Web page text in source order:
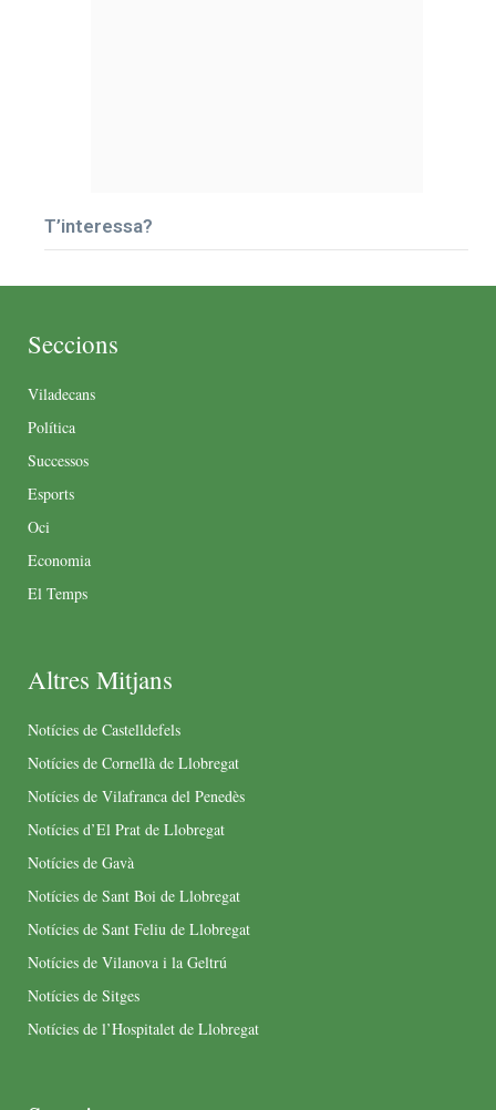
T’interessa?
Seccions
Viladecans
Política
Successos
Esports
Oci
Economia
El Temps
Altres Mitjans
Notícies de Castelldefels
Notícies de Cornellà de Llobregat
Notícies de Vilafranca del Penedès
Notícies d’El Prat de Llobregat
Notícies de Gavà
Notícies de Sant Boi de Llobregat
Notícies de Sant Feliu de Llobregat
Notícies de Vilanova i la Geltrú
Notícies de Sitges
Notícies de l’Hospitalet de Llobregat